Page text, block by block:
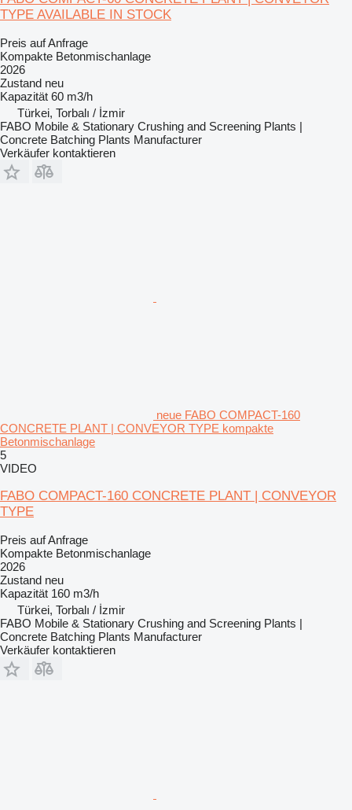
TYPE AVAILABLE IN STOCK
Preis auf Anfrage
Kompakte Betonmischanlage
2026
Zustand neu
Kapazität 60 m3/h
Türkei, Torbalı / İzmir
FABO Mobile & Stationary Crushing and Screening Plants |
Concrete Batching Plants Manufacturer
Verkäufer kontaktieren
neue FABO COMPACT-160
CONCRETE PLANT | CONVEYOR TYPE kompakte
Betonmischanlage
5
VIDEO
FABO COMPACT-160 CONCRETE PLANT | CONVEYOR
TYPE
Preis auf Anfrage
Kompakte Betonmischanlage
2026
Zustand neu
Kapazität 160 m3/h
Türkei, Torbalı / İzmir
FABO Mobile & Stationary Crushing and Screening Plants |
Concrete Batching Plants Manufacturer
Verkäufer kontaktieren